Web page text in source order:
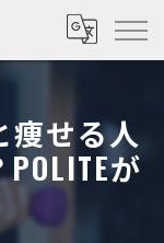
痩せる人
が